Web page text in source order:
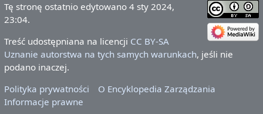
Tę stronę ostatnio edytowano 4 sty 2024,
23:04.
Treść udostępniana na licencji CC BY-SA
Uznanie autorstwa na tych samych warunkach, jeśli nie
podano inaczej.
Polityka prywatności
O Encyklopedia Zarządzania
Informacje prawne